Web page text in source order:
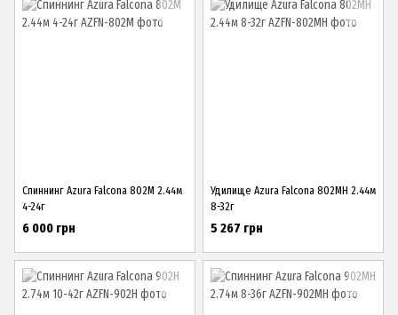
Спиннинг Azura Falcona 802M 2.44м
4-24г
6 000 грн
Удилище Azura Falcona 802MH 2.44м
8-32г
5 267 грн